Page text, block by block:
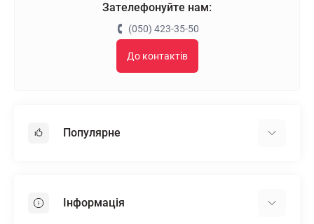
Зателефонуйте нам:
(050) 423-35-50
До контактів
Популярне
Пінопласт
Інформація